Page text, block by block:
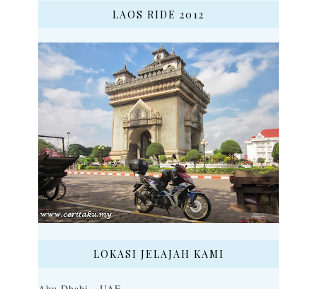
LAOS RIDE 2012
LOKASI JELAJAH KAMI